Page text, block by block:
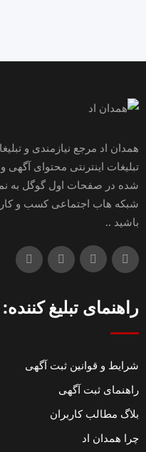
همدان اد مرجع نیازمندی و
تبلیغات اینترنتی محتوای
شده در صفحات اول گوگل به
شبکه هاب اجتماعی کسب و
باشید ..
راهنمای تبلیغ کننده:
شرایط و قوانین ثبت آگهی
راهنمای ثبت آگهی
بلاگ مطالب کاربران
چرا همدان اد